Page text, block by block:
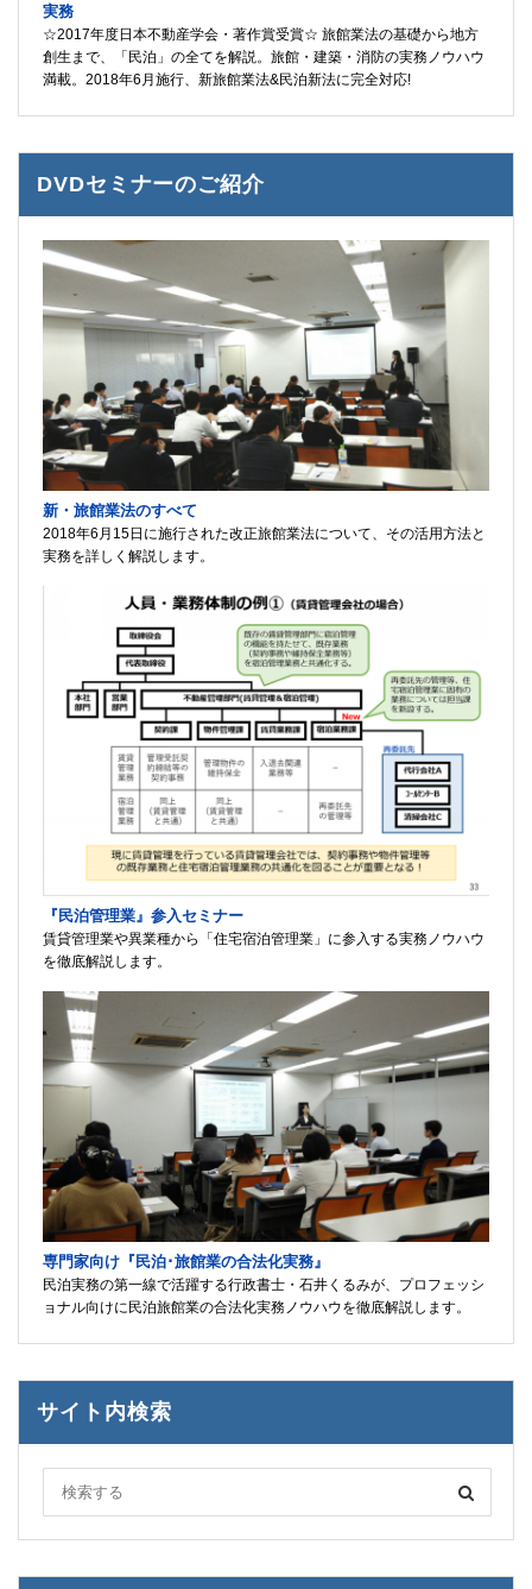
実務
☆2017年度日本不動産学会・著作賞受賞☆ 旅館業法の基礎から地方
創生まで、「民泊」の全てを解説。旅館・建築・消防の実務ノウハウ
満載。2018年6月施行、新旅館業法&民泊新法に完全対応!
DVDセミナーのご紹介
新・旅館業法のすべて
2018年6月15日に施行された改正旅館業法について、その活用方法と
実務を詳しく解説します。
『民泊管理業』参入セミナー
賃貸管理業や異業種から「住宅宿泊管理業」に参入する実務ノウハウ
を徹底解説します。
専門家向け『民泊･旅館業の合法化実務』
民泊実務の第一線で活躍する行政書士・石井くるみが、プロフェッシ
ョナル向けに民泊旅館業の合法化実務ノウハウを徹底解説します。
サイト内検索